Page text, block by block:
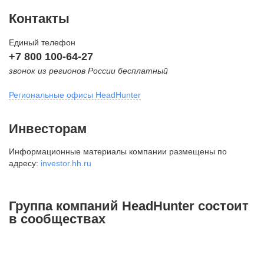
Контакты
Единый телефон
+7 800 100-64-27
звонок из регионов России бесплатный
Региональные офисы HeadHunter
внутригородская территория
Муниципальный округ Тверской,
2-я Брестская ул., д. 48,
+7 495 980-64-27
Инвесторам
Информационные материалы компании размещены по
адресу: investor.hh.ru
Группа компаний HeadHunter состоит
в сообществах